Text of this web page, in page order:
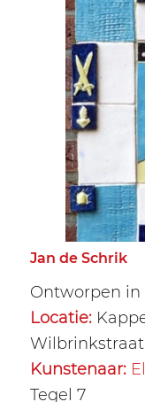
Jan de Schrik
Ontworpen in
Locatie:
Wilbrinkstraat
Kunstenaar:
Tegel 7